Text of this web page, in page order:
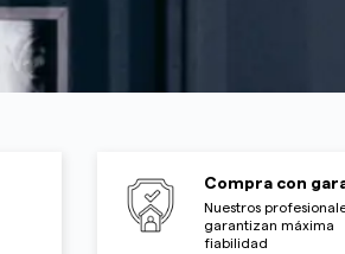
Compra con
Nuestros
garantizan máxima
fiabilidad